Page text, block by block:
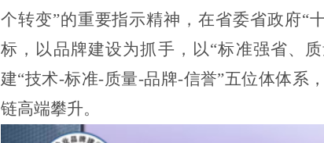
个转变”的重要指示精神，在省委省政府“
标，以品牌建设为抓手，以“标准强省、
建“技术-标准-质量-品牌-信誉”五位体体系
链高端攀升。